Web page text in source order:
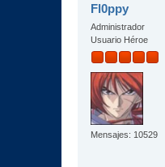
Fl0ppy
Administrador
Usuario Héroe
Mensajes: 10529